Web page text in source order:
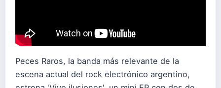
Peces Raros, la banda más relevante de la
escena actual del rock electrónico argentino,